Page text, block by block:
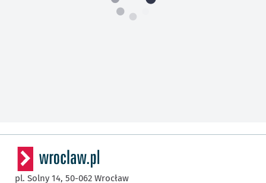
pl. Solny 14, 50-062 Wrocław